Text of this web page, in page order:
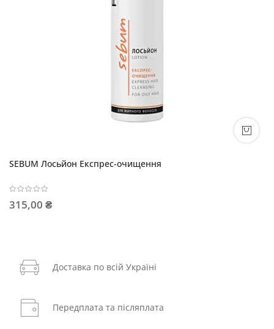
SEBUM Лосьйон Експрес-очищення
315,00 ₴
Доставка по всій Україні
Передплата та післяплата